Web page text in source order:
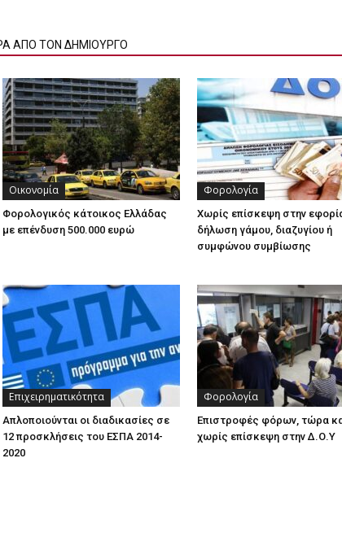
ΑΠΟ ΤΟΝ ΔΗΜΙΟΥΡΓΟ
Οικονομία
Φορολογικός κάτοικος Ελλάδας
με επένδυση 500.000 ευρώ
Φορολογία
Χωρίς επίσκεψη στην
δήλωση γάμου, διαζυγίου ή
συμφώνου συμβίωσης
Επιχειρηματικότητα
Απλοποιούνται οι διαδικασίες σε
12 προσκλήσεις του ΕΣΠΑ 2014-
2020
Φορολογία
Επιστροφές φόρων, τώρα
χωρίς επίσκεψη στην Δ.Ο.Υ